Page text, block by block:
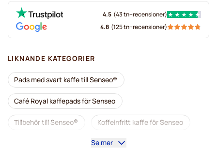
4.5 (43 tn+recensioner)
4.8 (125 tn+recensioner)
LIKNANDE KATEGORIER
Pads med svart kaffe till Senseo®
Café Royal kaffepads för Senseo
Tillbehör till Senseo® Koffeinfritt kaffe för Senseo
Avkalkning och rengöring för Senseo
Se mer